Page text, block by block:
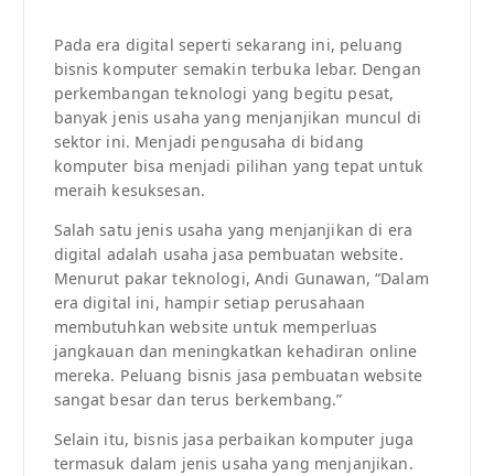
Pada era digital seperti sekarang ini, peluang
bisnis komputer semakin terbuka lebar. Dengan
perkembangan teknologi yang begitu pesat,
banyak jenis usaha yang menjanjikan muncul di
sektor ini. Menjadi pengusaha di bidang
komputer bisa menjadi pilihan yang tepat untuk
meraih kesuksesan.
Salah satu jenis usaha yang menjanjikan di era
digital adalah usaha jasa pembuatan website.
Menurut pakar teknologi, Andi Gunawan, “Dalam
era digital ini, hampir setiap perusahaan
membutuhkan website untuk memperluas
jangkauan dan meningkatkan kehadiran online
mereka. Peluang bisnis jasa pembuatan website
sangat besar dan terus berkembang.”
Selain itu, bisnis jasa perbaikan komputer juga
termasuk dalam jenis usaha yang menjanjikan.